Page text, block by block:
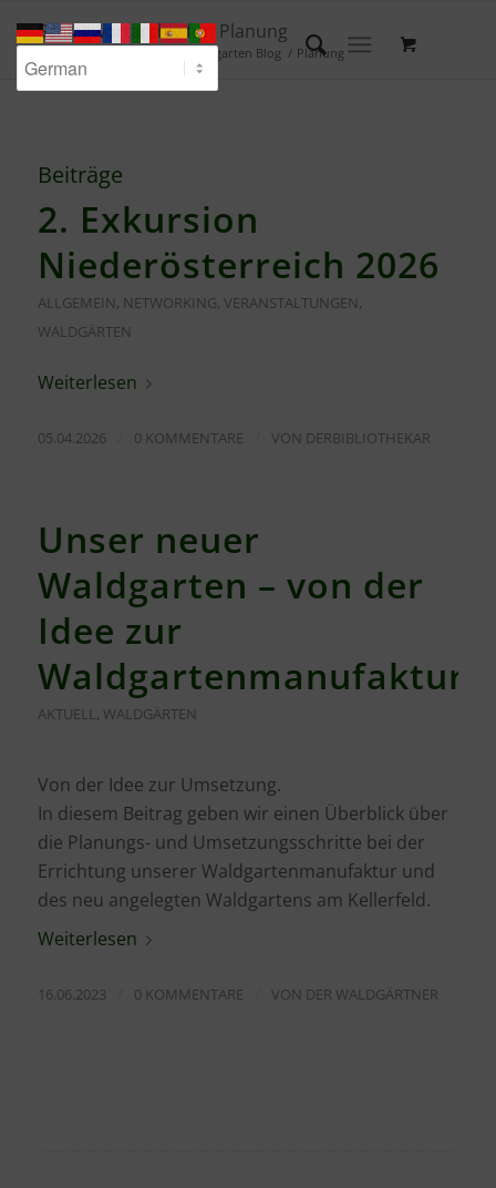
Schlagwortarchiv für: Planung
Waldgarten Blog / Planung
Beiträge
2. Exkursion
Niederösterreich 2026
ALLGEMEIN, NETWORKING, VERANSTALTUNGEN,
WALDGÄRTEN
Weiterlesen
05.04.2026 0 KOMMENTARE VON DERBIBLIOTHEKAR
Unser neuer
Waldgarten – von der
Idee zur
Waldgartenmanufaktur
AKTUELL, WALDGÄRTEN
Von der Idee zur Umsetzung.
In diesem Beitrag geben wir einen Überblick über
die Planungs- und Umsetzungsschritte bei der
Errichtung unserer Waldgartenmanufaktur und
des neu angelegten Waldgartens am Kellerfeld.
Weiterlesen
16.06.2023 0 KOMMENTARE VON DER WALDGÄRTNER